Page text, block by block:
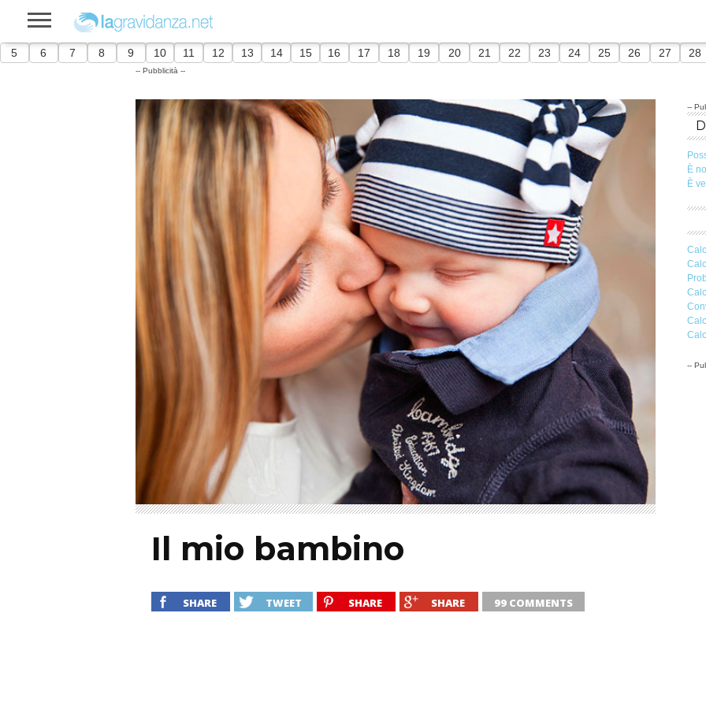
5 6 7 8 9 10 11 12 13 14 15 16 17 18 19 20 21 22 23 24 25 26 27 28
-- Pubblicità --
Il mio bambino
SHARE TWEET SHARE SHARE 99 COMMENTS
--
È
È
--